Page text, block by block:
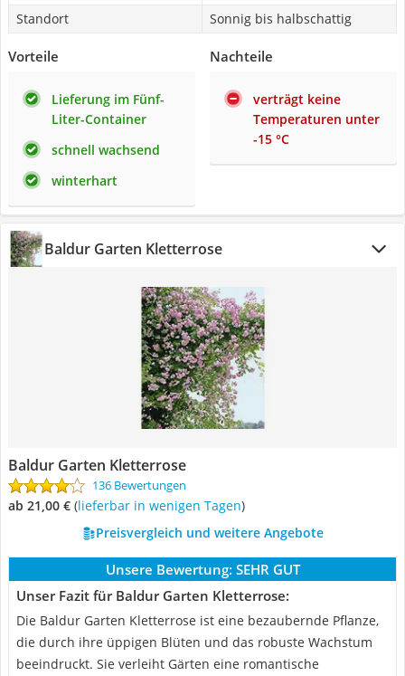
Standort
Sonnig bis halbschattig
Vorteile
Lieferung im Fünf-
Liter-Container
schnell wachsend
winterhart
Nachteile
verträgt keine
Temperaturen unter
-15 °C
Baldur Garten Kletterrose
Baldur Garten Kletterrose
136 Bewertungen
ab 21,00 € ( Lieferbar in wenigen Tagen)
Preisvergleich und weitere Angebote
Unsere Bewertung: SEHR GUT
Unser Fazit für Baldur Garten Kletterrose:
Die Baldur Garten Kletterrose ist eine bezaubernde Pflanze,
die durch ihre üppigen Blüten und das robuste Wachstum
beeindruckt. Sie verleiht Gärten eine romantische